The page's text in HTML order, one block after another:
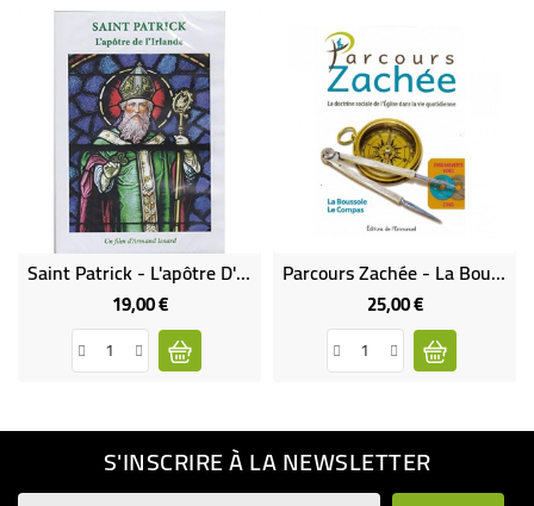
Saint Patrick - L'apôtre D'Irlande
19,00 €Prix
Parcours Zachée - La Boussole (DVD 1) - Le Compas (DVD 2)
25,00 €Prix
S'INSCRIRE À LA NEWSLETTER